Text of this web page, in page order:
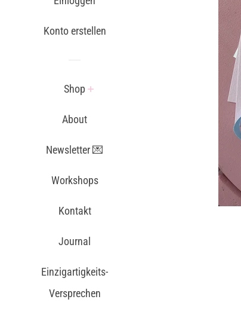
Konto erstellen
Shop
About
Newsletter 💌
Workshops
Kontakt
Journal
Einzigartigkeits-
Versprechen